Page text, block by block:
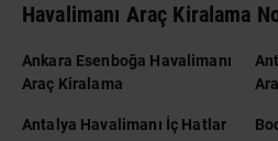
Havalimanı Araç Kiralama
Ankara Esenboğa Havalimanı
Araç Kiralama
Antalya Havalimanı İç Hatlar